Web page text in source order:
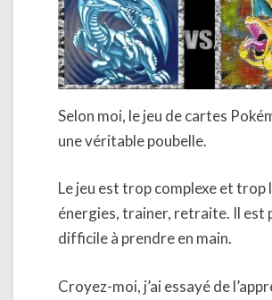
Selon moi, le jeu de cartes
une véritable poubelle.
Le jeu est trop complexe et trop
énergies, trainer, retraite. Il est
difficile à prendre en main.
Croyez-moi, j’ai essayé de